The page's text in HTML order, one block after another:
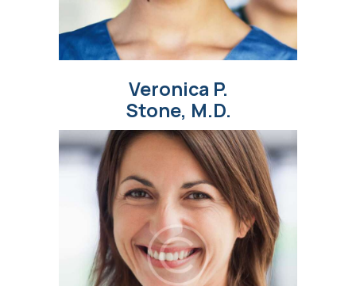
Veronica P.
Stone, M.D.